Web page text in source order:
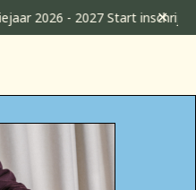
2026 - 2027 Start ✕